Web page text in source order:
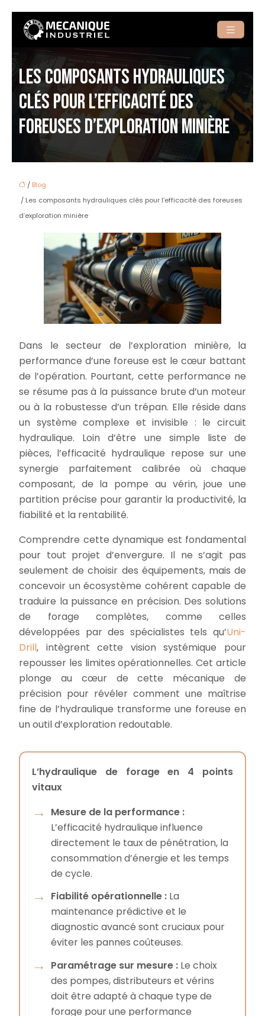
LES COMPOSANTS HYDRAULIQUES
CLÉS POUR L’EFFICACITÉ DES
FOREUSES D’EXPLORATION MINIÈRE
/ Blog
/ Les composants hydrauliques clés pour l’efficacité des foreuses
d’exploration minière
Dans le secteur de l’exploration minière, la
performance d’une foreuse est le cœur battant
de l’opération. Pourtant, cette performance ne
se résume pas à la puissance brute d’un moteur
ou à la robustesse d’un trépan. Elle réside dans
un système complexe et invisible : le circuit
hydraulique. Loin d’être une simple liste de
pièces, l’efficacité hydraulique repose sur une
synergie parfaitement calibrée où chaque
composant, de la pompe au vérin, joue une
partition précise pour garantir la productivité, la
fiabilité et la rentabilité.
Comprendre cette dynamique est fondamental
pour tout projet d’envergure. Il ne s’agit pas
seulement de choisir des équipements, mais de
concevoir un écosystème cohérent capable de
traduire la puissance en précision. Des solutions
de forage complètes, comme celles
développées par des spécialistes tels qu’Uni-
Drill, intègrent cette vision systémique pour
repousser les limites opérationnelles. Cet article
plonge au cœur de cette mécanique de
précision pour révéler comment une maîtrise
fine de l’hydraulique transforme une foreuse en
un outil d’exploration redoutable.
L’hydraulique de forage en 4 points
vitaux
Mesure de la performance :
L’efficacité hydraulique influence
directement le taux de pénétration, la
consommation d’énergie et les temps
de cycle.
Fiabilité opérationnelle : La
maintenance prédictive et le
diagnostic avancé sont cruciaux pour
éviter les pannes coûteuses.
Paramétrage sur mesure : Le choix
des pompes, distributeurs et vérins
doit être adapté à chaque type de
forage pour une performance